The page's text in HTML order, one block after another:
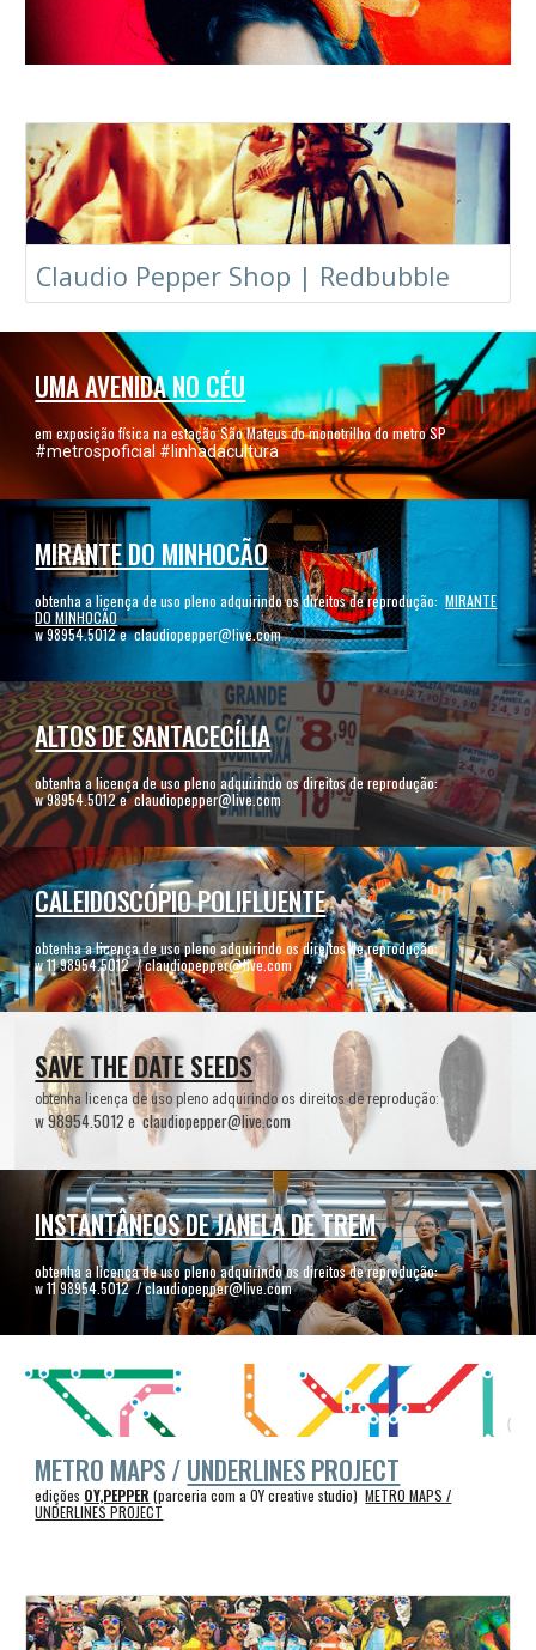
Claudio Pepper Shop | Redbubble
UMA AVENIDA NO CÉU
em exposição física na estação São Mateus do monotrilho do metro SP
#metrospoficial #linhadacultura
MIRANTE DO MINHOCÃO
obtenha a licença de uso pleno adquirindo os direitos de reprodução:MIRANTE
DO MINHOCÃO
w 98954.5012 e claudiopepper@live.com
ALTOS DE SANTACECÍLIA
obtenha a licença de uso pleno adquirindo os direitos de reprodução:
w 98954.5012 e claudiopepper@live.com
CALEIDOSCÓPIO POLIFLUENTE
obtenha a licença de uso pleno adquirindo os direitos de reprodução:
w 11 98954.5012 / claudiopepper@live.com
SAVE THE DATE SEEDS
obtenha licença de uso pleno adquirindo os direitos de reprodução:
w 98954.5012 e claudiopepper@live.com
INSTANTÂNEOS DE JANELA DE TREM
obtenha a licença de uso pleno adquirindo os direitos de reprodução:
w 11 98954.5012 / claudiopepper@live.com
METRO MAPS /UNDERLINES PROJECT
edições OY,PEPPER (parceria com a OY creative studio)METRO MAPS /
UNDERLINES PROJECT